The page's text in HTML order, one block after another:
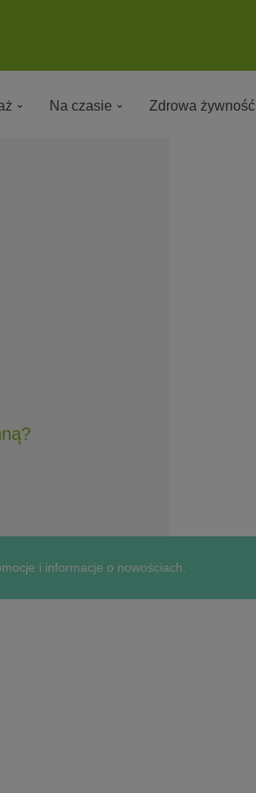
Na czasie Zdrowa żywność
i informacje o nowościach.